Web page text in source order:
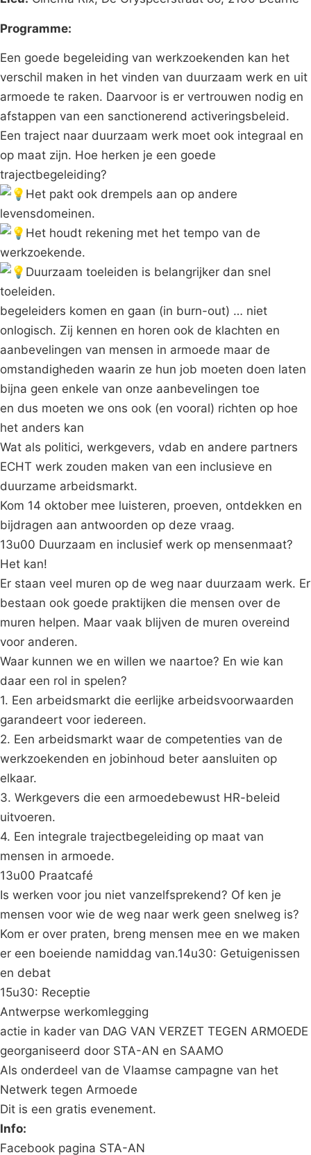
Programme:
Een goede begeleiding van werkzoekenden kan het
verschil maken in het vinden van duurzaam werk en uit
armoede te raken. Daarvoor is er vertrouwen nodig en
afstappen van een sanctionerend activeringsbeleid.
Een traject naar duurzaam werk moet ook integraal en
op maat zijn. Hoe herken je een goede
trajectbegeleiding?
Het pakt ook drempels aan op andere
levensdomeinen.
Het houdt rekening met het tempo van de
werkzoekende.
Duurzaam toeleiden is belangrijker dan snel
toeleiden.
begeleiders komen en gaan (in burn-out) … niet
onlogisch. Zij kennen en horen ook de klachten en
aanbevelingen van mensen in armoede maar de
omstandigheden waarin ze hun job moeten doen laten
bijna geen enkele van onze aanbevelingen toe
en dus moeten we ons ook (en vooral) richten op hoe
het anders kan
Wat als politici, werkgevers, vdab en andere partners
ECHT werk zouden maken van een inclusieve en
duurzame arbeidsmarkt.
Kom 14 oktober mee luisteren, proeven, ontdekken en
bijdragen aan antwoorden op deze vraag.
13u00 Duurzaam en inclusief werk op mensenmaat?
Het kan!
Er staan veel muren op de weg naar duurzaam werk. Er
bestaan ook goede praktijken die mensen over de
muren helpen. Maar vaak blijven de muren overeind
voor anderen.
Waar kunnen we en willen we naartoe? En wie kan
daar een rol in spelen?
1. Een arbeidsmarkt die eerlijke arbeidsvoorwaarden
garandeert voor iedereen.
2. Een arbeidsmarkt waar de competenties van de
werkzoekenden en jobinhoud beter aansluiten op
elkaar.
3. Werkgevers die een armoedebewust HR-beleid
uitvoeren.
4. Een integrale trajectbegeleiding op maat van
mensen in armoede.
13u00 Praatcafé
Is werken voor jou niet vanzelfsprekend? Of ken je
mensen voor wie de weg naar werk geen snelweg is?
Kom er over praten, breng mensen mee en we maken
er een boeiende namiddag van.14u30: Getuigenissen
en debat
15u30: Receptie
Antwerpse werkomlegging
actie in kader van DAG VAN VERZET TEGEN ARMOEDE
georganiseerd door STA-AN en SAAMO
Als onderdeel van de Vlaamse campagne van het
Netwerk tegen Armoede
Dit is een gratis evenement.
Info:
Facebook pagina STA-AN